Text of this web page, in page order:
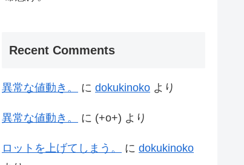
Recent Comments
異常な値動き。 に dokukinoko より
異常な値動き。 に (+o+) より
ロットを上げてしまう。 に dokukinoko